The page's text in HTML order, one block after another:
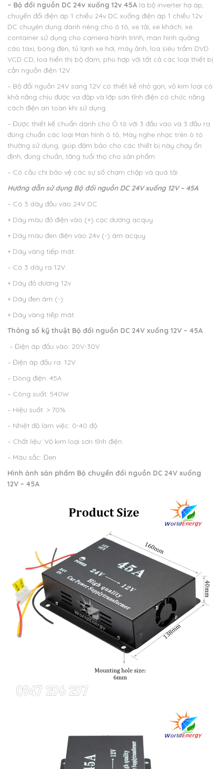
– Bộ đổi nguồn DC 24v xuống 12v 45A là bộ inverter hạ áp,
chuyển đổi điện áp 1 chiều 24v DC xuống điện áp 1 chiều 12v
DC chuyên dụng dành riêng cho ô tô, xe tải, xe khách, xe
container sử dụng cho camera hành trình, màn hình quảng
cáo taxi, bóng đèn, tủ lạnh xe hơi, máy ảnh, loa siêu trầm DVD
VCD CD, loa hiển thị bộ đàm, phù hợp với tất cả các loại thiết bị
cần nguồn điện 12V.
– Bộ đổi nguồn 24V sang 12V có thiết kế nhỏ gọn, vỏ kim loại có
khả năng chịu được va đập và lớp sơn tĩnh điện có chức năng
cách điện an toàn khi sử dụng.
– Được thiết kế chuẩn dành cho Ô tô với 3 đầu vào và 3 đầu ra
đúng chuẩn các loại Màn hình ô tô, Máy nghe nhạc trên ô tô
thường sử dụng, giúp đảm bảo cho các thiết bị này chạy ổn
định, đúng chuẩn, tăng tuổi thọ cho sản phẩm
– Có cầu chì bảo vệ các sự số chạm chập và quá tải.
Hướng dẫn sử dụng Bộ đổi nguồn DC 24V xuống 12V – 45A
– Có 3 dây đầu vào 24V DC
+ Dây màu đỏ điện vào (+) cọc dương acquy
+ Dây màu đen điện vào 24v (-) âm acquy
+ Dây vàng tiếp mát
– Có 3 dây ra 12V:
+ Dây đỏ dương 12v
+ Dây đen âm (-)
+ Dây vàng tiếp mát
Thông số kỹ thuật Bộ đổi nguồn DC 24V xuống 12V – 45A
– Điện áp đầu vào: 20V-30V
– Điện áp đầu ra: 12V
– Dòng điện: 45A
– Công suất: 540W
– Hiệu suất: > 70%
– Nhiệt độ làm việc: 0-40 độ
– Chất liệu: Vỏ kim loại sơn tĩnh điện
– Màu sắc: Đen
Hình ảnh sản phẩm Bộ chuyển đổi nguồn DC 24V xuống
12V – 45A